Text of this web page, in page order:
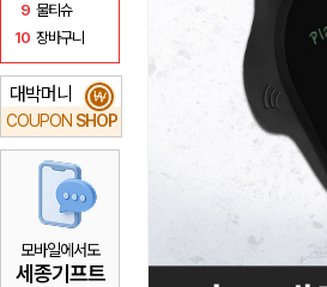
9 물티슈
10 장바구니
대박머니
COUPON SHOP
₩
모바일에서도
세종기프트